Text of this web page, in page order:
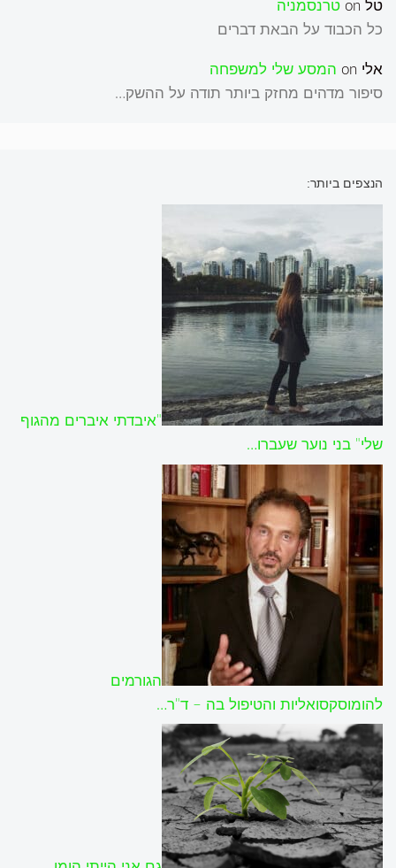
טל on טרנסמניה
כל הכבוד על הבאת דברים
אלי on המסע שלי למשפחה
סיפור מדהים מחזק ביותר תודה על ההשק…
הנצפים ביותר:
"איבדתי איברים מהגוף
שלי" בני נוער שעברו…
הגורמים
להומוסקסואליות והטיפול בה – ד"ר…